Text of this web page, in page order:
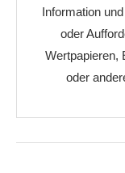
Information
oder
Wertpapieren,
oder